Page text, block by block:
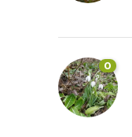
0